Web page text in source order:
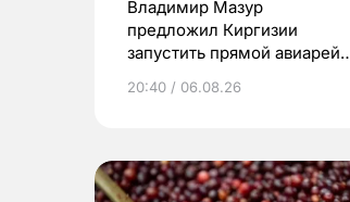
Владимир Мазур
предложил Киргизии
запустить прямой авиарейс
20:40 / 06.08.26